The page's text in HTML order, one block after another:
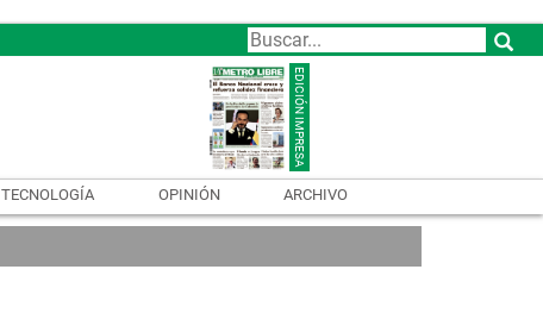
TECNOLOGÍA OPINIÓN ARCHIVO